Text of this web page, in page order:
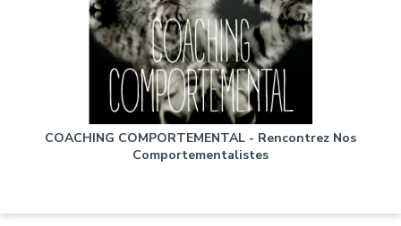
COACHING COMPORTEMENTAL - Rencontrez Nos
Comportementalistes